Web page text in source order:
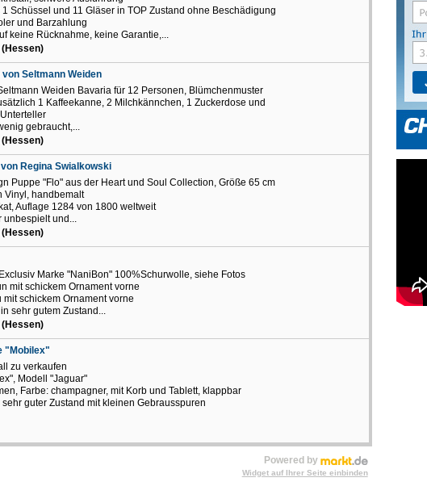
Schüssel und 11 Gläser in TOP Zustand ohne Beschädigung
und Barzahlung
keine Rücknahme, keine Garantie,...
Seltmann Weiden
Weiden Bavaria für 12 Personen, Blümchenmuster
1 Kaffeekanne, 2 Milchkännchen, 1 Zuckerdose und
gebraucht,...
Regina Swialkowski
Puppe "Flo" aus der Heart und Soul Collection, Größe 65 cm
Vinyl, handbemalt
Auflage 1284 von 1800 weltweit
und...
Marke "NaniBon" 100%Schurwolle, siehe Fotos
mit schickem Ornament vorne
mit schickem Ornament vorne
sehr gutem Zustand...
"Mobilex"
zu verkaufen
Modell "Jaguar"
Farbe: champagner, mit Korb und Tablett, klappbar
guter Zustand mit kleinen Gebrausspuren
Powered by
Widget auf Ihrer Seite einbinden